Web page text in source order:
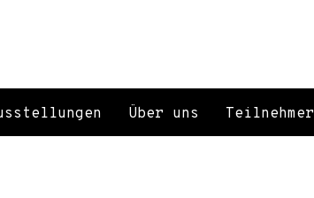
Über uns Teilnehmer